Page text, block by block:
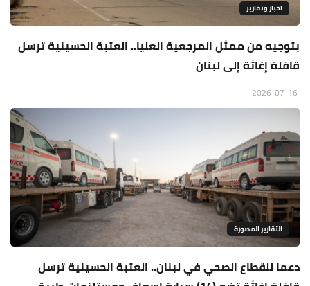
اخبار وتقارير
بتوجيه من ممثل المرجعية العليا.. العتبة الحسينية ترسل
قافلة إغاثة إلى لبنان
التقارير المصورة
دعما للقطاع الصحي في لبنان.. العتبة الحسينية ترسل